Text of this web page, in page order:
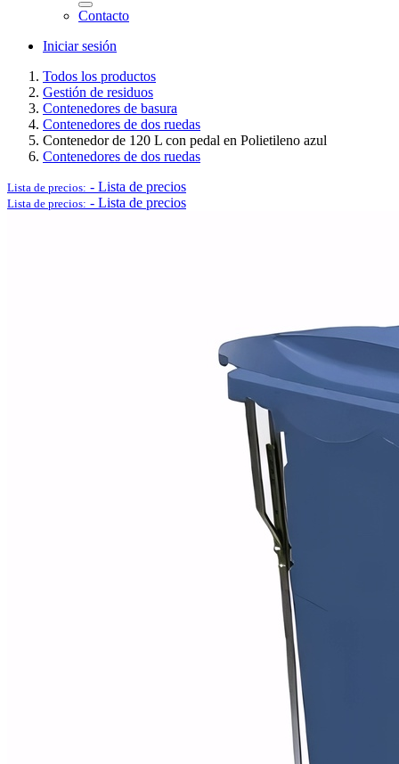
Logística y Equipamiento Auxiliar
Postes separadores/Catenarias
Contacto
Iniciar sesión
Todos los productos
Gestión de residuos
Contenedores de basura
Contenedores de dos ruedas
Contenedor de 120 L con pedal en Polietileno azul
Contenedores de dos ruedas
Lista de precios: - Lista de precios
Lista de precios: - Lista de precios